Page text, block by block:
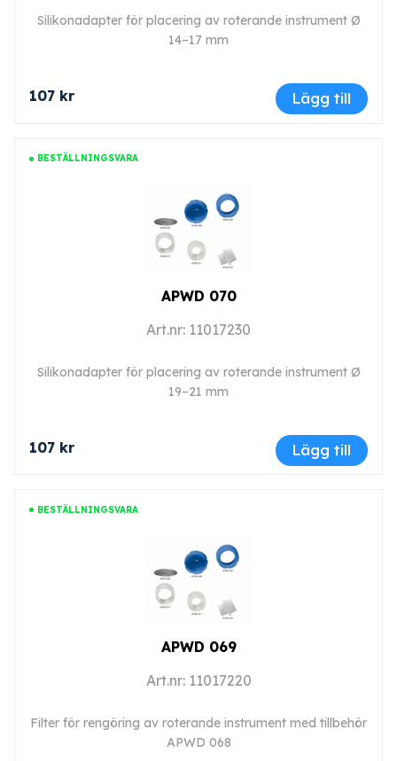
Silikonadapter för placering av roterande instrument Ø
14–17 mm
107 kr Lägg till
BESTÄLLNINGSVARA
APWD 070
Art.nr: 11017230
Silikonadapter för placering av roterande instrument Ø
19–21 mm
107 kr Lägg till
BESTÄLLNINGSVARA
APWD 069
Art.nr: 11017220
Filter för rengöring av roterande instrument med tillbehör
APWD 068